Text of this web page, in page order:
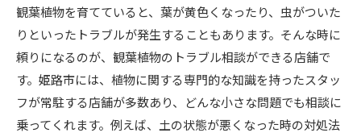
観葉植物を育てていると、葉が黄色くなったり、虫がついた
りといったトラブルが発生することもあります。そんな時に
頼りになるのが、観葉植物のトラブル相談ができる店舗で
す。姫路市には、植物に関する専門的な知識を持ったスタッ
フが常駐する店舗が多数あり、どんな小さな問題でも相談に
乗ってくれます。例えば、土の状態が悪くなった時の対処法